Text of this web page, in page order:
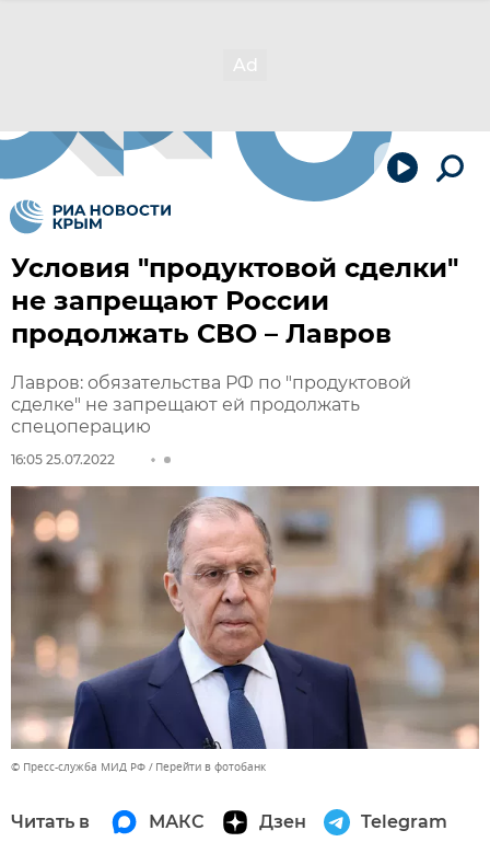
Условия "продуктовой сделки"
не запрещают России
продолжать СВО – Лавров
Лавров: обязательства РФ по "продуктовой
сделке" не запрещают ей продолжать
спецоперацию
16:05 25.07.2022
© Пресс-служба МИД РФ Перейти в фотобанк
Читать в МАКС Дзен Telegram